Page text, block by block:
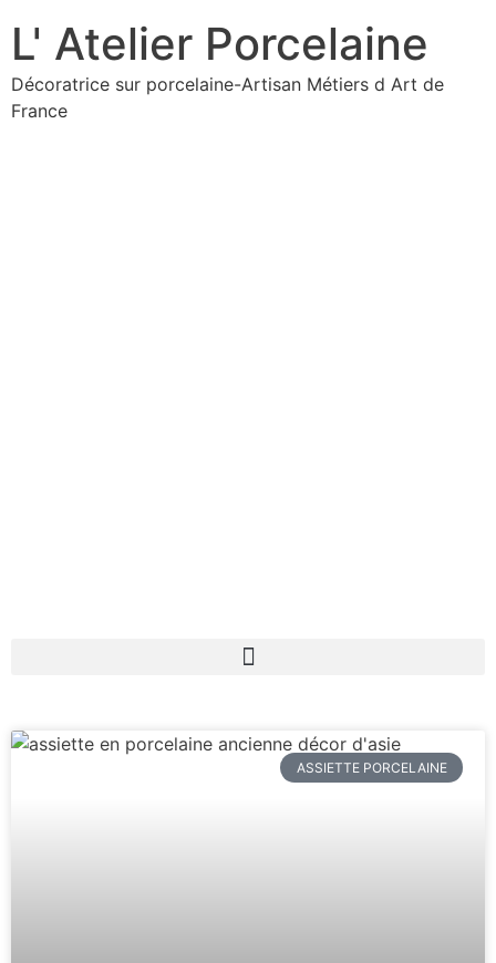
L' Atelier Porcelaine
Décoratrice sur porcelaine-Artisan Métiers d Art de
France
ASSIETTE PORCELAINE